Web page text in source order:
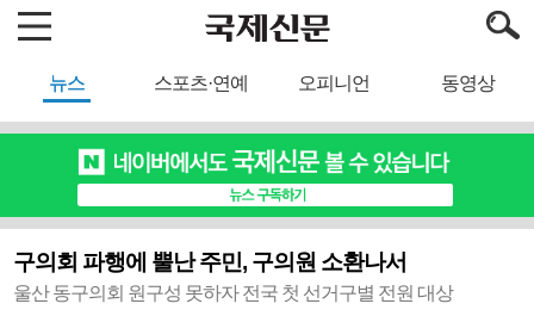
뉴스 스포츠·연예 오피니언 동영상
구의회 파행에 뿔난 주민, 구의원 소환나서
울산 동구의회 원구성 못하자 전국 첫 선거구별 전원 대상